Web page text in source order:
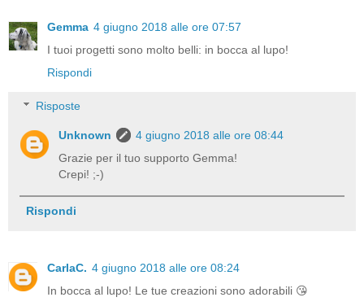
Gemma 4 giugno 2018 alle ore 07:57
I tuoi progetti sono molto belli: in bocca al lupo!
Rispondi
Risposte
Unknown
4 giugno 2018 alle ore 08:44
Grazie per il tuo supporto Gemma!
Crepi! ;-)
Rispondi
CarlaC. 4 giugno 2018 alle ore 08:24
In bocca al lupo! Le tue creazioni sono adorabili 😘